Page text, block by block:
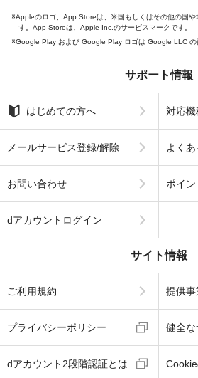
Appleのロゴ、App Storeは、米国もしくはその他の国
す。App Storeは、Apple Inc.のサービスマークです。
Google Play および Google Play ロゴは Google LLC の
サポート情報
はじめての方へ 対応
メールサービス登録/解除 よくあ
お問い合わせ ポイン
dアカウントログイン
サイト情報
ご利用規約 提供
プライバシーポリシー 健全な
dアカウント2段階認証とは